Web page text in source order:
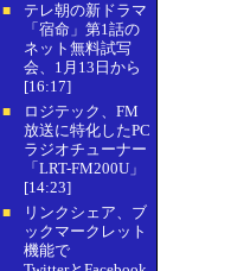
■
テレ朝の新ドラマ
「宿命」第1話の
ネット無料試写
会、1月13日から
[16:17]
■
ロジテック、FM
放送に特化したPC
ラジオチューナー
「LRT-FM200U」
[14:23]
■
リンクシェア、ブ
ックマークレット
機能で